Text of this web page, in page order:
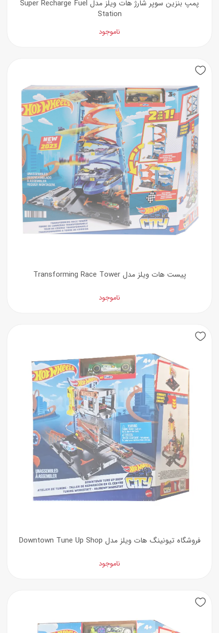
پمپ بنزین سوپر شارژ هات ویلز مدل Super Recharge Fuel
Station
ناموجود
پیست هات ویلز مدل Transforming Race Tower
ناموجود
فروشگاه تیونینگ هات ویلز مدل Downtown Tune Up Shop
ناموجود